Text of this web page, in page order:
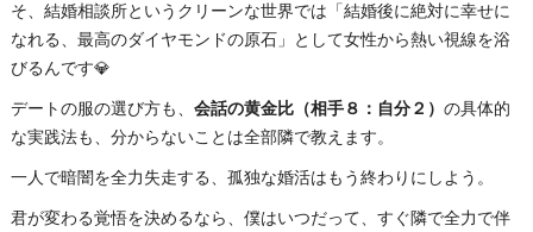
そ、結婚相談所というクリーンな世界では「結婚後に絶対に幸せに
なれる、最高のダイヤモンドの原石」として女性から熱い視線を浴
びるんです💎
デートの服の選び方も、 会話の黄金比（相手８：自分２） の具体的
な実践法も、分からないことは全部隣で教えます。
一人で暗闇を全力失走する、孤独な婚活はもう終わりにしよう。
君が変わる覚悟を決めるなら、僕はいつだって、すぐ隣で全力で伴